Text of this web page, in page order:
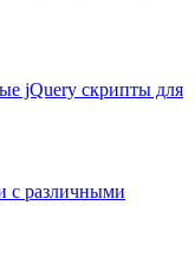
jQuery скрипты для
с различными